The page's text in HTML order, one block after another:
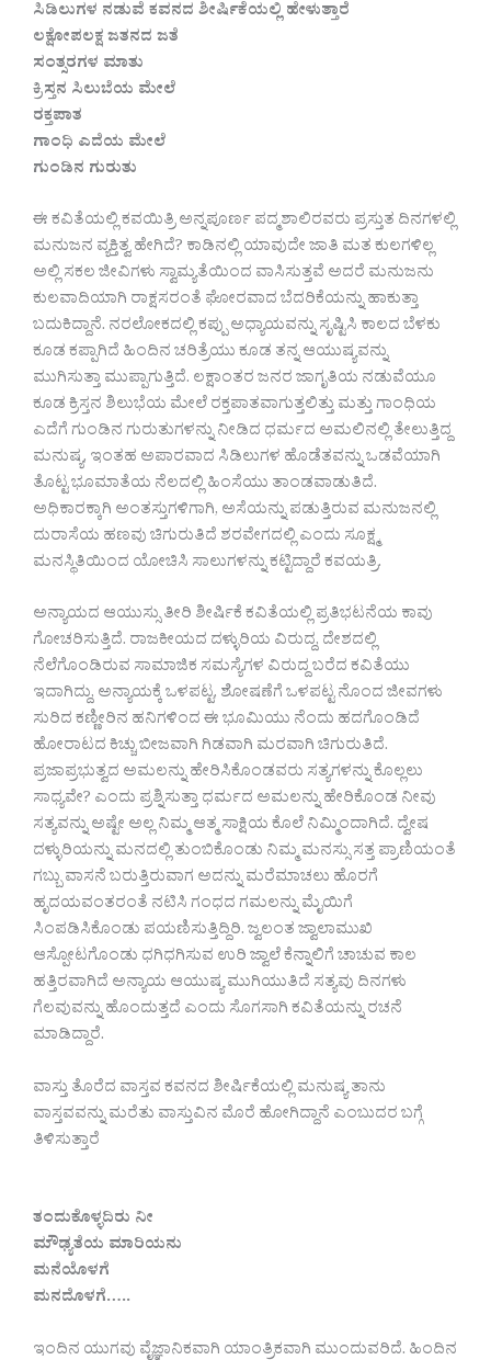
ಸಿಡಿಲುಗಳ ನಡುವೆ ಕವನದ ಶೀರ್ಷಿಕೆಯಲ್ಲಿ ಹೇಳುತ್ತಾರೆ
ಲಕ್ಷೋಪಲಕ್ಷ ಜತನದ ಜತೆ
ಸಂತ್ಸರಗಳ ಮಾತು
ಕ್ರಿಸ್ತನ ಸಿಲುಬೆಯ ಮೇಲೆ
ರಕ್ತಪಾತ
ಗಾಂಧಿ ಎದೆಯ ಮೇಲೆ
ಗುಂಡಿನ ಗುರುತು
ಈ ಕವಿತೆಯಲ್ಲಿ ಕವಯಿತ್ರಿ ಅನ್ನಪೂರ್ಣ ಪದ್ಮಶಾಲಿರವರು ಪ್ರಸ್ತುತ ದಿನಗಳಲ್ಲಿ
ಮನುಜನ ವ್ಯಕ್ತಿತ್ವ ಹೇಗಿದೆ? ಕಾಡಿನಲ್ಲಿ ಯಾವುದೇ ಜಾತಿ ಮತ ಕುಲಗಳಿಲ್ಲ
ಅಲ್ಲಿ ಸಕಲ ಜೀವಿಗಳು ಸ್ವಾಮ್ಯತೆಯಿಂದ ವಾಸಿಸುತ್ತವೆ ಅದರೆ ಮನುಜನು
ಕುಲವಾದಿಯಾಗಿ ರಾಕ್ಷಸರಂತೆ ಘೋರವಾದ ಬೆದರಿಕೆಯನ್ನು ಹಾಕುತ್ತಾ
ಬದುಕಿದ್ದಾನೆ. ನರಲೋಕದಲ್ಲಿ ಕಪ್ಪು ಅಧ್ಯಾಯವನ್ನು ಸೃಷ್ಟಿಸಿ ಕಾಲದ ಬೆಳಕು
ಕೂಡ ಕಪ್ಪಾಗಿದೆ ಹಿಂದಿನ ಚರಿತ್ರೆಯು ಕೂಡ ತನ್ನ ಆಯುಷ್ಯವನ್ನು
ಮುಗಿಸುತ್ತಾ ಮುಪ್ಪಾಗುತ್ತಿದೆ. ಲಕ್ಷಾಂತರ ಜನರ ಜಾಗೃತಿಯ ನಡುವೆಯೂ
ಕೂಡ ಕ್ರಿಸ್ತನ ಶಿಲುಭೆಯ ಮೇಲೆ ರಕ್ತಪಾತವಾಗುತ್ತಲಿತ್ತು ಮತ್ತು ಗಾಂಧಿಯ
ಎದೆಗೆ ಗುಂಡಿನ ಗುರುತುಗಳನ್ನು ನೀಡಿದ ಧರ್ಮದ ಅಮಲಿನಲ್ಲಿ ತೇಲುತ್ತಿದ್ದ
ಮನುಷ್ಯ. ಇಂತಹ ಅಪಾರವಾದ ಸಿಡಿಲುಗಳ ಹೊಡೆತವನ್ನು ಒಡವೆಯಾಗಿ
ತೊಟ್ಟ ಭೂಮಾತೆಯ ನೆಲದಲ್ಲಿ ಹಿಂಸೆಯು ತಾಂಡವಾಡುತಿದೆ.
ಅಧಿಕಾರಕ್ಕಾಗಿ ಅಂತಸ್ತುಗಳಿಗಾಗಿ, ಅಸೆಯನ್ನು ಪಡುತ್ತಿರುವ ಮನುಜನಲ್ಲಿ
ದುರಾಸೆಯ ಹಣವು ಚಿಗುರುತಿದೆ ಶರವೇಗದಲ್ಲಿ ಎಂದು ಸೂಕ್ಷ್ಮ
ಮನಸ್ಥಿತಿಯಿಂದ ಯೋಚಿಸಿ ಸಾಲುಗಳನ್ನು ಕಟ್ಟಿದ್ದಾರೆ ಕವಯತ್ರಿ.
ಅನ್ಯಾಯದ ಆಯುಸ್ಸು ತೀರಿ ಶೀರ್ಷಿಕೆ ಕವಿತೆಯಲ್ಲಿ ಪ್ರತಿಭಟನೆಯ ಕಾವು
ಗೋಚರಿಸುತ್ತಿದೆ. ರಾಜಕೀಯದ ದಳ್ಳುರಿಯ ವಿರುದ್ದ, ದೇಶದಲ್ಲಿ
ನೆಲೆಗೊಂಡಿರುವ ಸಾಮಾಜಿಕ ಸಮಸ್ಯೆಗಳ ವಿರುದ್ದ ಬರೆದ ಕವಿತೆಯು
ಇದಾಗಿದ್ದು, ಅನ್ಯಾಯಕ್ಕೆ ಒಳಪಟ್ಟ, ಶೋಷಣೆಗೆ ಒಳಪಟ್ಟ ನೊಂದ ಜೀವಗಳು
ಸುರಿದ ಕಣ್ಣೀರಿನ ಹನಿಗಳಿಂದ ಈ ಭೂಮಿಯು ನೆಂದು ಹದಗೊಂಡಿದೆ
ಹೋರಾಟದ ಕಿಚ್ಚು ಬೀಜವಾಗಿ ಗಿಡವಾಗಿ ಮರವಾಗಿ ಚಿಗುರುತಿದೆ.
ಪ್ರಜಾಪ್ರಭುತ್ವದ ಅಮಲನ್ನು ಹೇರಿಸಿಕೊಂಡವರು ಸತ್ಯಗಳನ್ನು ಕೊಲ್ಲಲು
ಸಾಧ್ಯವೇ? ಎಂದು ಪ್ರಶ್ನಿಸುತ್ತಾ ಧರ್ಮದ ಅಮಲನ್ನು ಹೇರಿಕೊಂಡ ನೀವು
ಸತ್ಯವನ್ನು ಅಷ್ಟೇ ಅಲ್ಲ ನಿಮ್ಮ ಆತ್ಮ ಸಾಕ್ಷಿಯ ಕೊಲೆ ನಿಮ್ಮಿಂದಾಗಿದೆ. ದ್ವೇಷ
ದಳ್ಳುರಿಯನ್ನು ಮನದಲ್ಲಿ ತುಂಬಿಕೊಂಡು ನಿಮ್ಮ ಮನಸ್ಸು ಸತ್ತ ಪ್ರಾಣಿಯಂತೆ
ಗಬ್ಬು ವಾಸನೆ ಬರುತ್ತಿರುವಾಗ ಅದನ್ನು ಮರೆಮಾಚಲು ಹೊರಗೆ
ಹೃದಯವಂತರಂತೆ ನಟಿಸಿ ಗಂಧದ ಗಮಲನ್ನು ಮೈಯಿಗೆ
ಸಿಂಪಡಿಸಿಕೊಂಡು ಪಯಣಿಸುತ್ತಿದ್ದಿರಿ. ಜ್ವಲಂತ ಜ್ವಾಲಾಮುಖಿ
ಆಸ್ಪೋಟಗೊಂಡು ಧಗಿಧಗಿಸುವ ಉರಿ ಜ್ವಾಲೆ ಕೆನ್ನಾಲಿಗೆ ಚಾಚುವ ಕಾಲ
ಹತ್ತಿರವಾಗಿದೆ ಅನ್ಯಾಯ ಆಯುಷ್ಯ ಮುಗಿಯುತಿದೆ ಸತ್ಯವು ದಿನಗಳು
ಗೆಲವುವನ್ನು ಹೊಂದುತ್ತದೆ ಎಂದು ಸೊಗಸಾಗಿ ಕವಿತೆಯನ್ನು ರಚನೆ
ಮಾಡಿದ್ದಾರೆ.
ವಾಸ್ತು ತೊರೆದ ವಾಸ್ತವ ಕವನದ ಶೀರ್ಷಿಕೆಯಲ್ಲಿ ಮನುಷ್ಯ ತಾನು
ವಾಸ್ತವವನ್ನು ಮರೆತು ವಾಸ್ತುವಿನ ಮೊರೆ ಹೋಗಿದ್ದಾನೆ ಎಂಬುದರ ಬಗ್ಗೆ
ತಿಳಿಸುತ್ತಾರೆ
ತಂದುಕೊಳ್ಳದಿರು ನೀ
ಮೌಢ್ಯತೆಯ ಮಾರಿಯನು
ಮನೆಯೊಳಗೆ
ಮನದೊಳಗೆ…..
ಇಂದಿನ ಯುಗವು ವೈಜ್ಞಾನಿಕವಾಗಿ ಯಾಂತ್ರಿಕವಾಗಿ ಮುಂದುವರಿದೆ. ಹಿಂದಿನ